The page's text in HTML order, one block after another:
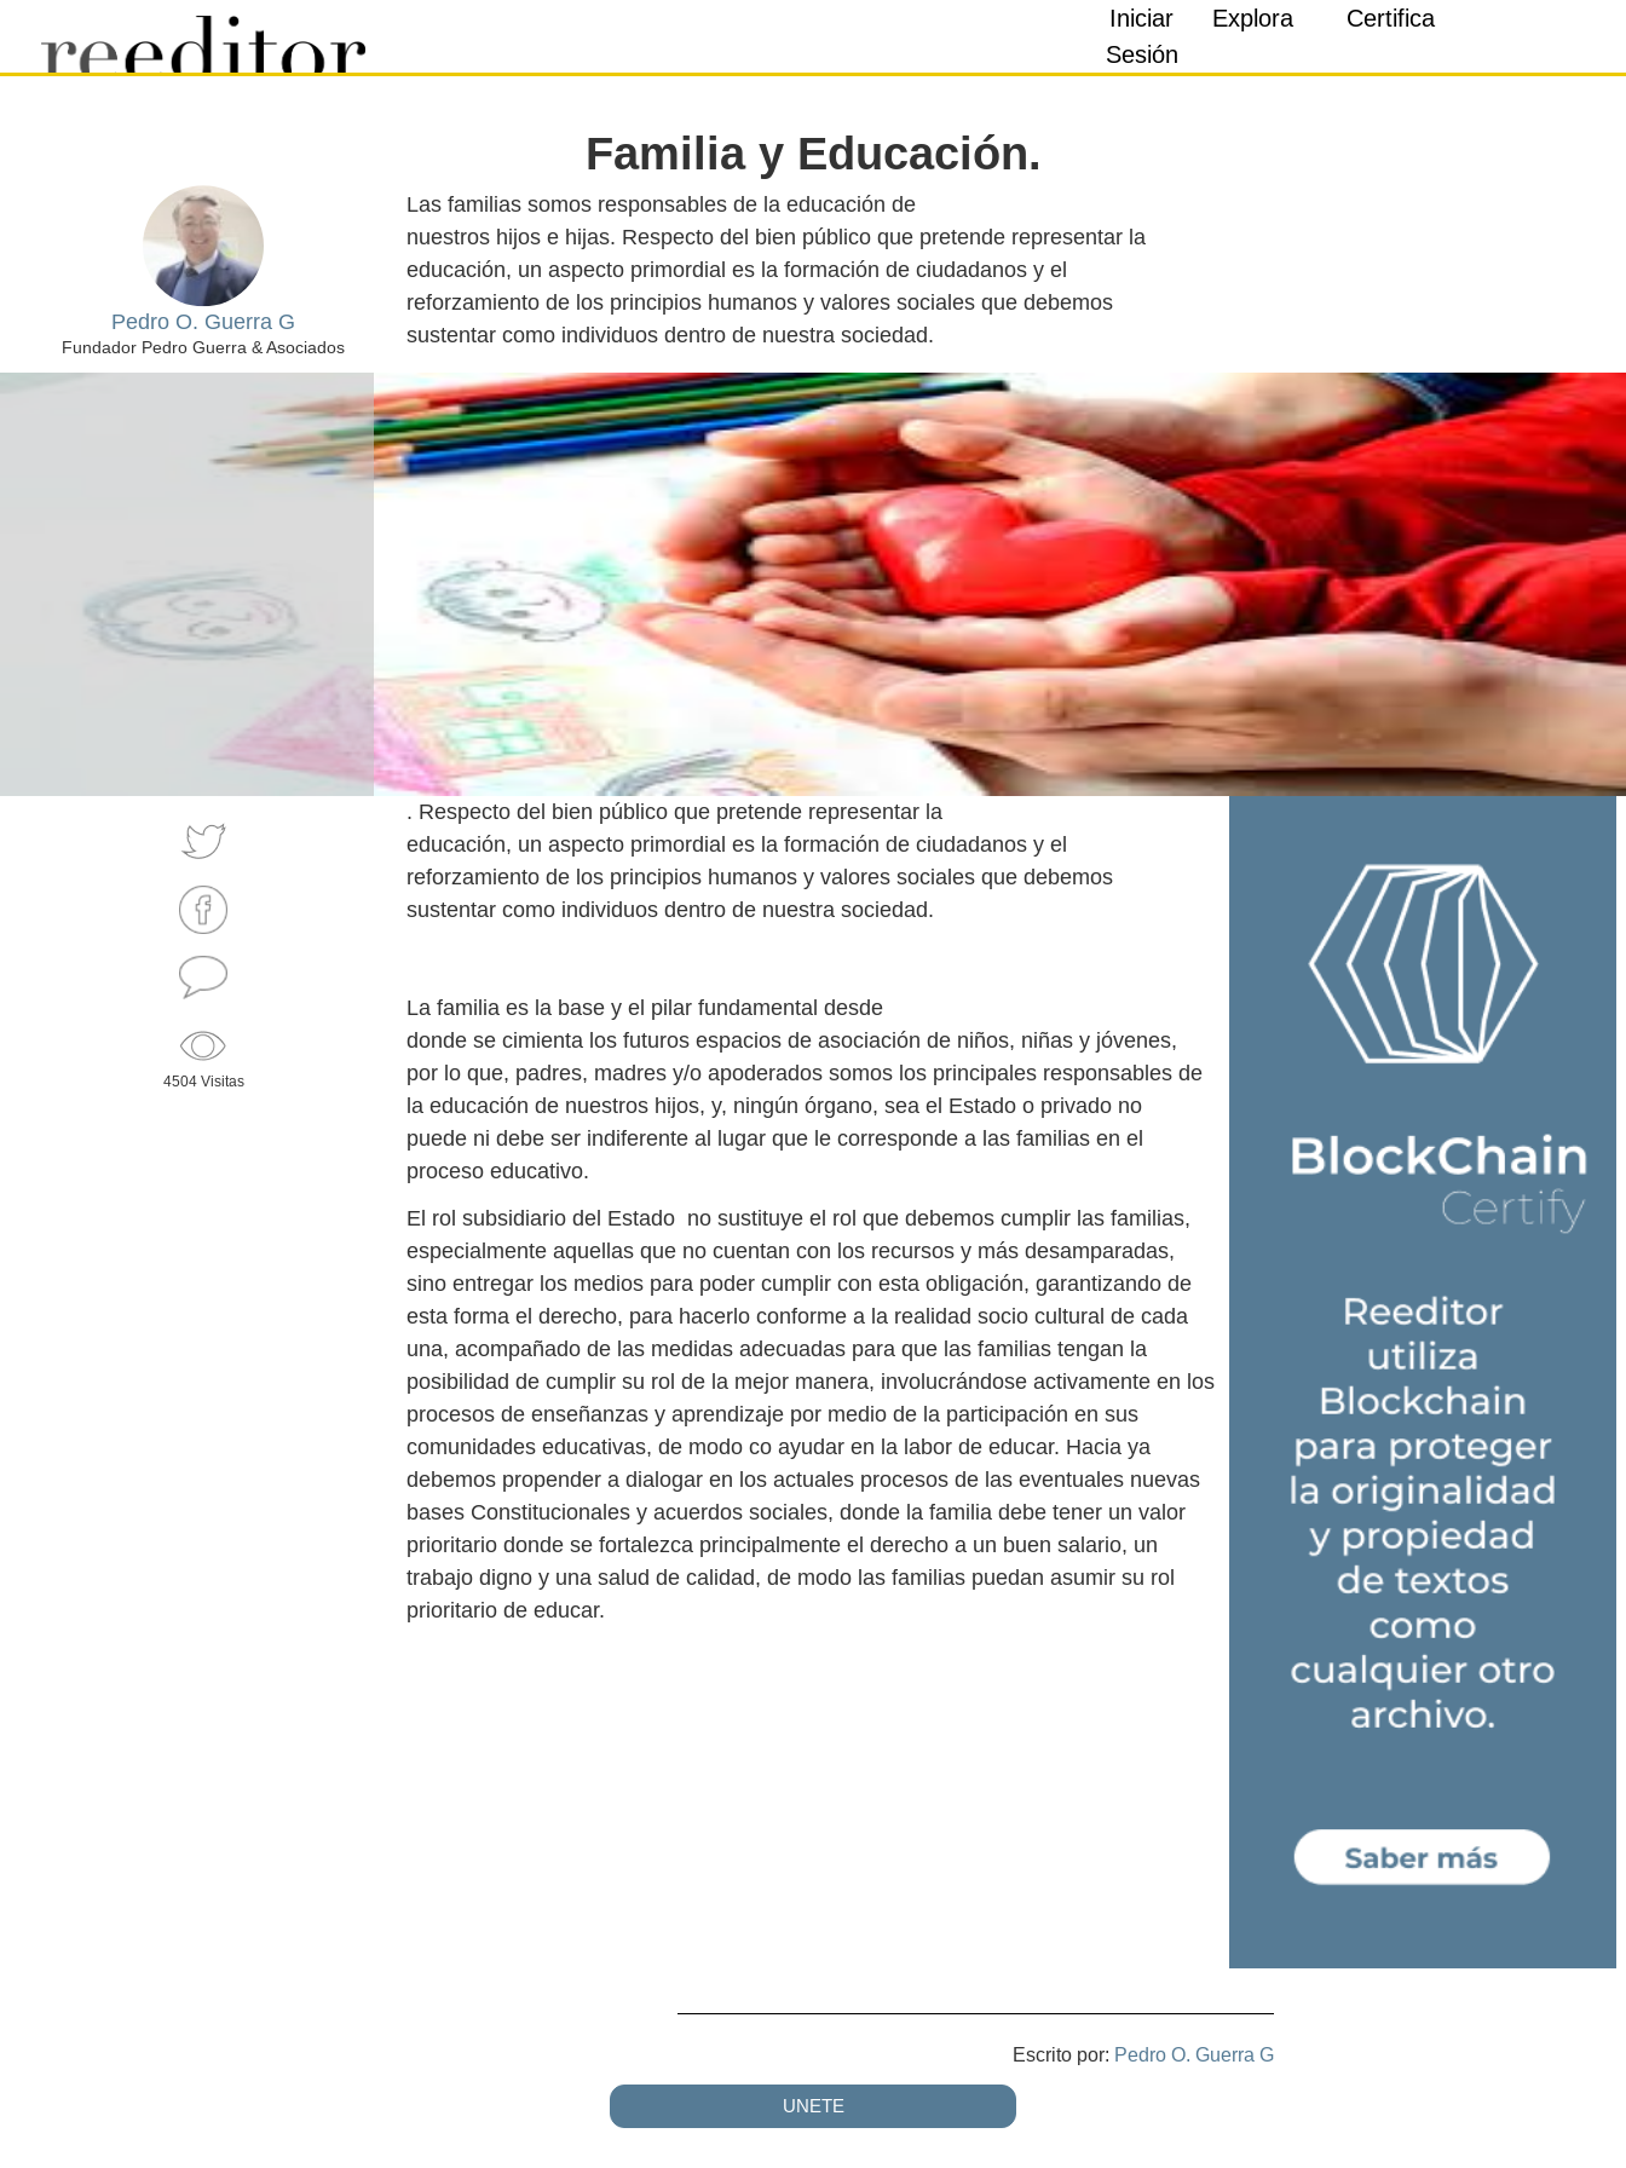
Iniciar
Sesión
Explora Certifica
Pedro O. Guerra G
Fundador Pedro Guerra & Asociados
Familia y Educación.
Las familias somos responsables de la educación de
nuestros hijos e hijas. Respecto del bien público que pretende representar la
educación, un aspecto primordial es la formación de ciudadanos y el
reforzamiento de los principios humanos y valores sociales que debemos
4504 Visitas
. Respecto del bien público que pretende representar la
educación, un aspecto primordial es la formación de ciudadanos y el
reforzamiento de los principios humanos y valores sociales que debemos
sustentar como individuos dentro de nuestra sociedad.
La familia es la base y el pilar fundamental desde
donde se cimienta los futuros espacios de asociación de niños, niñas y jóvenes,
por lo que, padres, madres y/o apoderados somos los principales responsables de
la educación de nuestros hijos, y, ningún órgano, sea el Estado o privado no
puede ni debe ser indiferente al lugar que le corresponde a las familias en el
proceso educativo.
El rol subsidiario del Estado no sustituye el rol que debemos cumplir las familias,
especialmente aquellas que no cuentan con los recursos y más desamparadas,
sino entregar los medios para poder cumplir con esta obligación, garantizando de
esta forma el derecho, para hacerlo conforme a la realidad socio cultural de cada
una, acompañado de las medidas adecuadas para que las familias tengan la
posibilidad de cumplir su rol de la mejor manera, involucrándose activamente en los
procesos de enseñanzas y aprendizaje por medio de la participación en sus
comunidades educativas, de modo co ayudar en la labor de educar. Hacia ya
debemos propender a dialogar en los actuales procesos de las eventuales nuevas
bases Constitucionales y acuerdos sociales, donde la familia debe tener un valor
prioritario donde se fortalezca principalmente el derecho a un buen salario, un
trabajo digno y una salud de calidad, de modo las familias puedan asumir su rol
prioritario de educar.
Escrito por: Pedro O. Guerra G
UNETE